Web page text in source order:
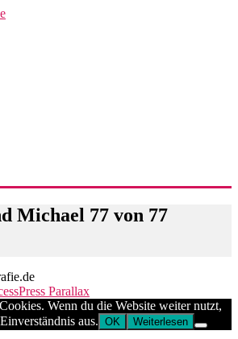
Michael 77 von 77
Parallax
Wenn du die Website weiter nutzt,
aus. OK Weiterlesen